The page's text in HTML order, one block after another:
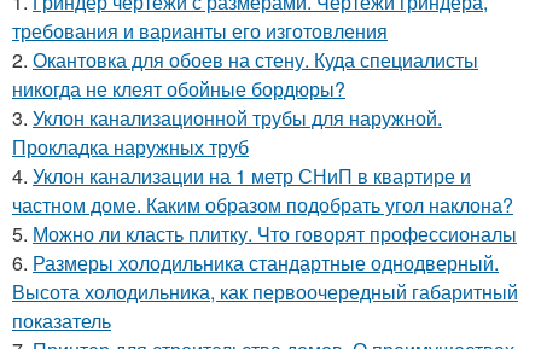
требования и варианты его изготовления
2. Окантовка для обоев на стену. Куда специалисты
никогда не клеят обойные бордюры?
3. Уклон канализационной трубы для наружной.
Прокладка наружных труб
4. Уклон канализации на 1 метр СНиП в квартире и
частном доме. Каким образом подобрать угол наклона?
5. Можно ли класть плитку. Что говорят профессионалы
6. Размеры холодильника стандартные однодверный.
Высота холодильника, как первоочередный габаритный
показатель